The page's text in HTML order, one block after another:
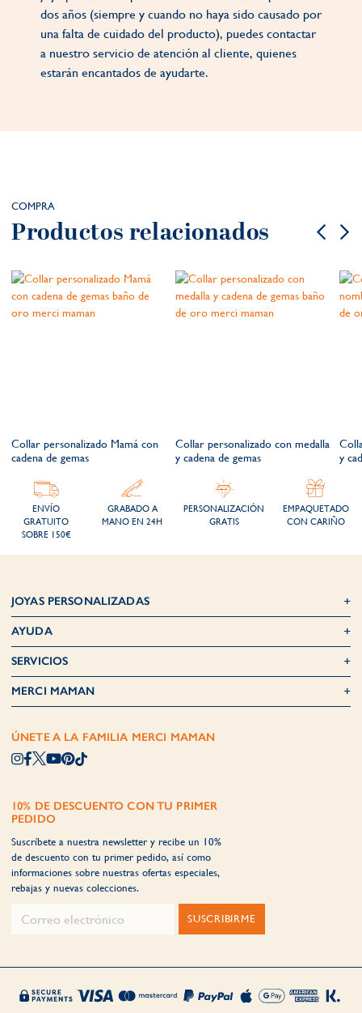
dos años (siempre y cuando no haya sido causado por
una falta de cuidado del producto), puedes contactar
a nuestro servicio de atención al cliente, quienes
estarán encantados de ayudarte.
COMPRA
Productos relacionados
Collar personalizado Mamá con
cadena de gemas
Collar personalizado con medalla
y cadena de gemas
y
ENVÍO
GRATUITO
SOBRE 150€
GRABADO A
MANO EN 24H
PERSONALIZACIÓN
GRATIS
EMPAQUETADO
CON CARIÑO
JOYAS PERSONALIZADAS
AYUDA
SERVICIOS
MERCI MAMAN
ÚNETE A LA FAMILIA MERCI MAMAN
10% DE DESCUENTO CON TU PRIMER
PEDIDO
Suscríbete a nuestra newsletter y recibe un 10%
de descuento con tu primer pedido, así como
informaciones sobre nuestras ofertas especiales,
rebajas y nuevas colecciones.
SUSCRIBIRME